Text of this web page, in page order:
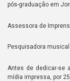
pós-graduação em
Assessora de
Pesquisadora
Antes de dedicar-se
mídia impressa, por